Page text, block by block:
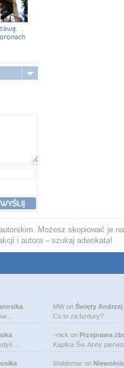
WYŚLIJ
Możesz skopiować je
i autora – szukaj adwokata!
MW on Święty
Co to za bzdury?
~nick on Przeprawa
Kaplica Św. Anny
Waldemar on